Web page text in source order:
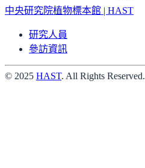
中央研究院植物標本館 | HAST
研究人員
參訪資訊
© 2025 HAST. All Rights Reserved.